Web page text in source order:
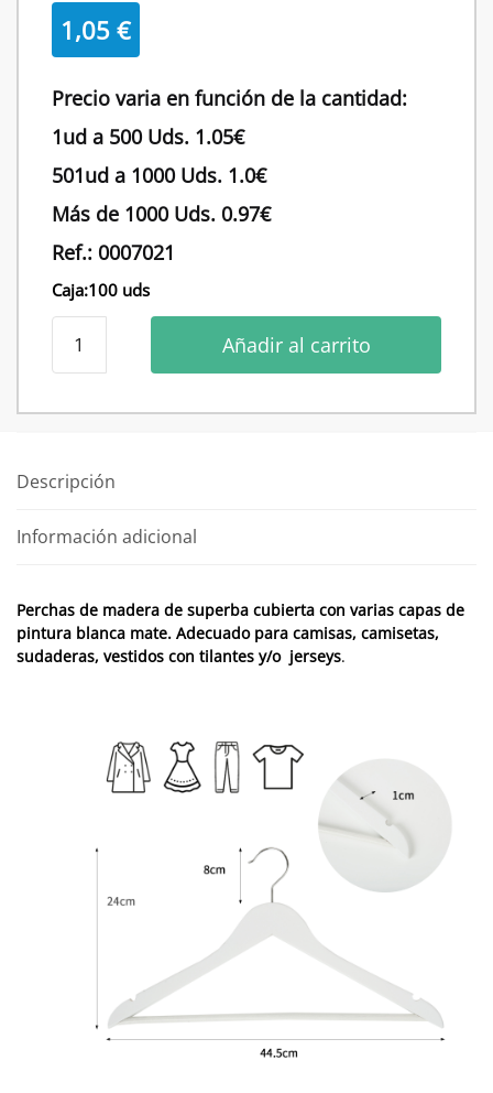
1,05 €
Precio varia en función de la cantidad:
1ud a 500 Uds. 1.05€
501ud a 1000 Uds. 1.0€
Más de 1000 Uds. 0.97€
Ref.: 0007021
Caja:100 uds
madera
barnizada
superba
cantidad
Añadir al carrito
Descripción
Información adicional
Perchas de madera de superba cubierta con varias capas de
pintura blanca mate. Adecuado para camisas, camisetas,
sudaderas, vestidos con tilantes y/o jerseys.